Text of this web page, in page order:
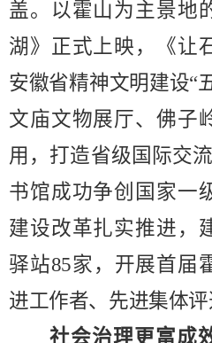
盖。以霍山为主景地
湖》正式上映，
《让
安徽省精神文明建设“
文庙文物展厅、佛子
用，打造省级国际交
书馆成功争创国家一
建设改革扎实推进，
驿站85家，开展首届
进工作者、先进集体评
社会治理更富成